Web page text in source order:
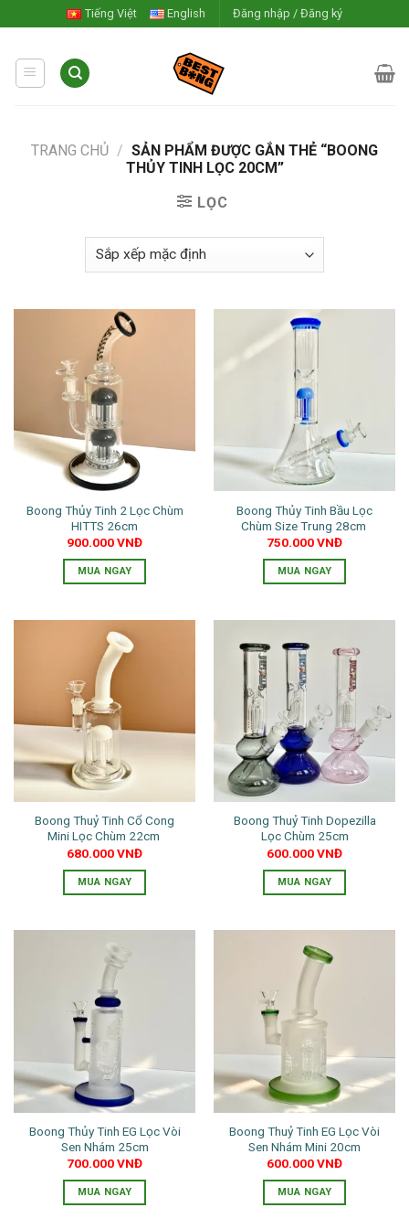
to
content
Tiếng Việt English Đăng nhập / Đăng ký
TRANG CHỦ / SẢN PHẨM ĐƯỢC GẮN THẺ “BOONG
THỦY TINH LỌC 20CM”
LỌC
Boong Thủy Tinh 2 Lọc Chùm
HITTS 26cm
900.000VNĐ
MUA NGAY
này
có
nhiều
biến
thể.
Các
chọn
có
thể
được
chọn
trên
trang
sản
Boong Thủy Tinh Bầu Lọc
Chùm Size Trung 28cm
750.000VNĐ
MUA NGAY
có
nhiều
biến
thể.
Các
tùy
chọn
có
thể
được
chọn
trên
trang
sản
Boong Thuỷ Tinh Cổ Cong
Mini Lọc Chùm 22cm
680.000VNĐ
MUA NGAY
có
nhiều
biến
thể.
Các
tùy
chọn
có
thể
được
chọn
trên
trang
sản
Boong Thuỷ Tinh Dopezilla
Lọc Chùm 25cm
600.000VNĐ
MUA NGAY
có
nhiều
biến
thể.
Các
tùy
chọn
có
thể
được
chọn
trên
trang
sản
Boong Thủy Tinh EG Lọc Vòi
Sen Nhám 25cm
700.000VNĐ
MUA NGAY
Boong Thuỷ Tinh EG Lọc Vòi
Sen Nhám Mini 20cm
600.000VNĐ
MUA NGAY